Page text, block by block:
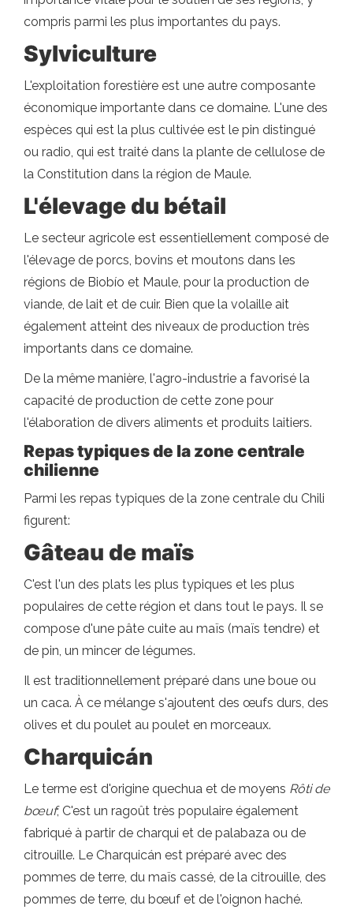
compris parmi les plus importantes du pays.
Sylviculture
L'exploitation forestière est une autre composante
économique importante dans ce domaine. L'une des
espèces qui est la plus cultivée est le pin distingué
ou radio, qui est traité dans la plante de cellulose de
la Constitution dans la région de Maule.
L'élevage du bétail
Le secteur agricole est essentiellement composé de
l'élevage de porcs, bovins et moutons dans les
régions de Biobío et Maule, pour la production de
viande, de lait et de cuir. Bien que la volaille ait
également atteint des niveaux de production très
importants dans ce domaine.
De la même manière, l'agro-industrie a favorisé la
capacité de production de cette zone pour
l'élaboration de divers aliments et produits laitiers.
Repas typiques de la zone centrale
chilienne
Parmi les repas typiques de la zone centrale du Chili
figurent:
Gâteau de maïs
C'est l'un des plats les plus typiques et les plus
populaires de cette région et dans tout le pays. Il se
compose d'une pâte cuite au maïs (maïs tendre) et
de pin, un mincer de légumes.
Il est traditionnellement préparé dans une boue ou
un caca. À ce mélange s'ajoutent des œufs durs, des
olives et du poulet au poulet en morceaux.
Charquicán
Le terme est d'origine quechua et de moyens Rôti de
bœuf; C'est un ragoût très populaire également
fabriqué à partir de charqui et de palabaza ou de
citrouille. Le Charquicán est préparé avec des
pommes de terre, du maïs cassé, de la citrouille, des
pommes de terre, du bœuf et de l'oignon haché.